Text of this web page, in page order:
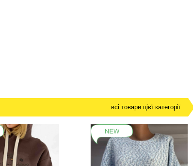
всі товари цієї категорії